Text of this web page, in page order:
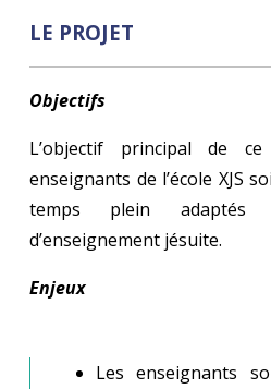
LE PROJET
Objectifs
L’objectif principal de
enseignants de l’école XJS
temps plein adaptés
d’enseignement jésuite.
Enjeux
Les enseignants